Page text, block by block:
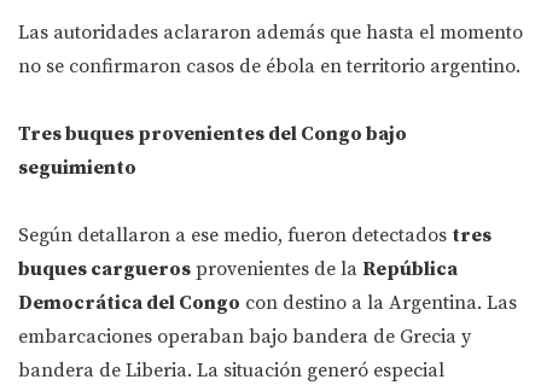
Las autoridades aclararon además que hasta el momento
no se confirmaron casos de ébola en territorio argentino.
Tres buques provenientes del Congo bajo
seguimiento
Según detallaron a ese medio, fueron detectados tres
buques cargueros provenientes de la República
Democrática del Congo con destino a la Argentina. Las
embarcaciones operaban bajo bandera de Grecia y
bandera de Liberia. La situación generó especial